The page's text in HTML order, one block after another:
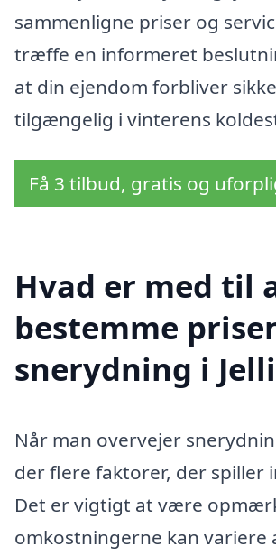
sammenligne priser og
træffe en informeret
at din ejendom forbliver
tilgængelig i vinterens
Få 3 tilbud, gratis og
Hvad er med til
bestemme
snerydning i
Når man overvejer
der flere faktorer, der spiller
Det er vigtigt at være
omkostningerne kan